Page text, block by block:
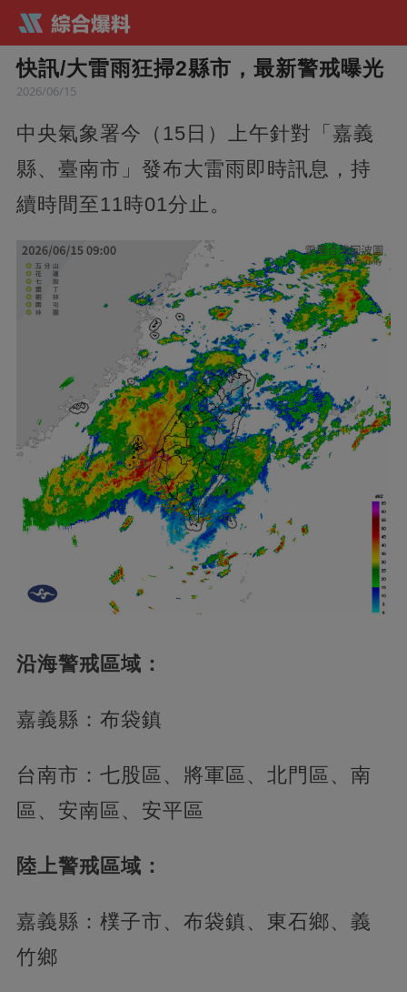
快訊/大雷雨狂掃2縣市，最新警戒曝光
2026/06/15
中央氣象署今（15日）上午針對「嘉義
縣、臺南市」發布大雷雨即時訊息，持
續時間至11時01分止。
沿海警戒區域：
嘉義縣：布袋鎮
台南市：七股區、將軍區、北門區、南
區、安南區、安平區
陸上警戒區域：
嘉義縣：樸子市、布袋鎮、東石鄉、義
竹鄉